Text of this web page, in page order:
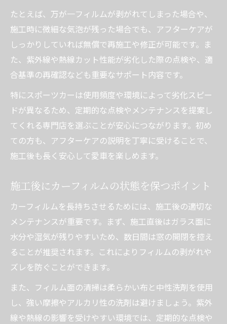
たとえば、万が一フィルムが剥がれてしまった場合や、
施工時に微細な気泡が残った場合でも、アフターケアが
しっかりしていれば無償で再施工や修正が可能です。ま
た、紫外線や熱線カット性能が劣化した際の点検や、適
合基準の再確認なども重要なサポート内容です。
特にスポーツカーは使用頻度や環境によって劣化スピー
ドが異なるため、定期的な点検やメンテナンスを提案し
てくれる専門店を選ぶことが安心につながります。初め
ての方も、アフターケアの説明を丁寧に受けることで、
施工後も長く安心して愛車を楽しめます。
施工後にカーフィルムの状態を保つポイント
カーフィルムを長持ちさせるためには、施工後の適切な
メンテナンスが重要です。まず、施工直後はガラス面に
水分や湿気が残りやすいため、数日間は窓の開閉を控え
ることが推奨されます。これによりフィルムの剥がれや
ズレを防ぐことができます。
また、フィルム面の清掃は柔らかい布と中性洗剤を使用
し、強い摩擦やアルカリ性の洗剤は避けましょう。紫外
線や熱線の影響を受けやすい環境では、定期的な点検や